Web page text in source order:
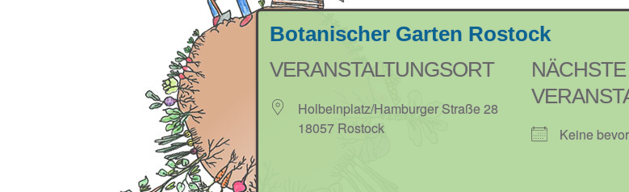
Botanischer Garten Rostock
VERANSTALTUNGSORT
Holbeinplatz/Hamburger Straße 28
18057 Rostock
NÄCHSTE
Keine